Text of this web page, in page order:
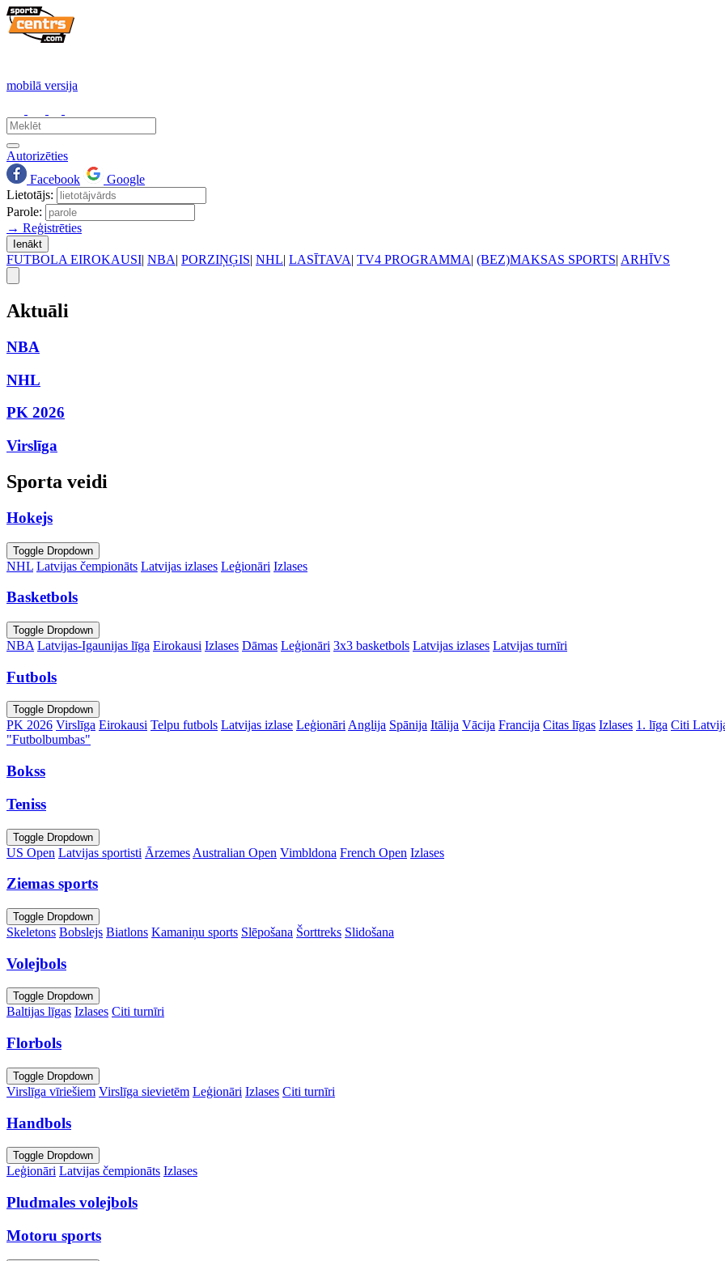
mobilā versija
Autorizēties
Facebook
Google
Lietotājs:
Parole:
→ Reģistrēties
Ienākt
FUTBOLA EIROKAUSI| NBA| PORZIŅĢIS| NHL| LASĪTAVA| TV4 PROGRAMMA| (BEZ)MAKSAS SPORTS| ARHĪVS
Aktuāli
NBA
NHL
PK 2026
Virslīga
Sporta veidi
Hokejs
Toggle Dropdown
NHL Latvijas čempionāts Latvijas izlases Leģionāri Izlases
Basketbols
Toggle Dropdown
NBA Latvijas-Igaunijas līga Eirokausi Izlases Dāmas Leģionāri 3x3 basketbols Latvijas izlases Latvijas turnīri
Futbols
Toggle Dropdown
PK 2026 Virslīga Eirokausi Telpu futbols Latvijas izlase Leģionāri Anglija Spānija Itālija Vācija Francija Citas līgas Izlases 1. līga Citi
"Futbolbumbas"
Bokss
Teniss
Toggle Dropdown
US Open Latvijas sportisti Ārzemes Australian Open Vimbldona French Open Izlases
Ziemas sports
Toggle Dropdown
Skeletons Bobslejs Biatlons Kamaniņu sports Slēpošana Šorttreks Slidošana
Volejbols
Toggle Dropdown
Baltijas līgas Izlases Citi turnīri
Florbols
Toggle Dropdown
Virslīga vīriešiem Virslīga sievietēm Leģionāri Izlases Citi turnīri
Handbols
Toggle Dropdown
Leģionāri Latvijas čempionāts Izlases
Pludmales volejbols
Motoru sports